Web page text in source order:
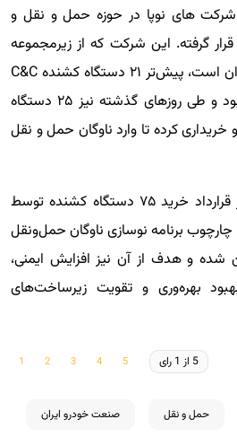
شرکت های نوپا در حوزه حمل و نقل و
گرفته. این شرکت که از زیرمجموعه
های گروه ارزش‌آفرینی دات‌وان است، پیش‌تر ۲۱ دستگاه کشنده C&C
از آریا دیزل خریداری کرده بود و طی روزهای گذشته نیز ۲۵ دستگاه
کرده تا وارد ناوگان حمل و نقل
خرید های مذکور، بخشی از قرارداد خرید ۷۵ دستگاه کشنده توسط
برنامه نوسازی ناوگان حمل‌ونقل
شده و هدف از آن نیز افزایش ایمنی،
بهره‌وری و تقویت زیرساخت‌های
5 از 1 رای
حمل و نقل صنعت خودرو ایران